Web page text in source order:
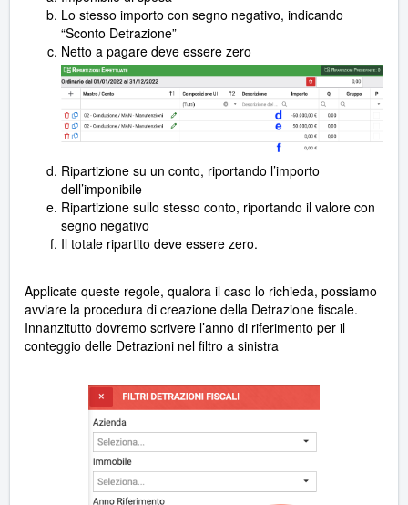
Lo stesso importo con segno negativo, indicando
“Sconto Detrazione”
Netto a pagare deve essere zero
Ripartizione su un conto, riportando l’importo
dell’imponibile
Ripartizione sullo stesso conto, riportando il valore con
segno negativo
Il totale ripartito deve essere zero.
Applicate queste regole, qualora il caso lo richieda, possiamo
avviare la procedura di creazione della Detrazione fiscale.
Innanzitutto dovremo scrivere l’anno di riferimento per il
conteggio delle Detrazioni nel filtro a sinistra